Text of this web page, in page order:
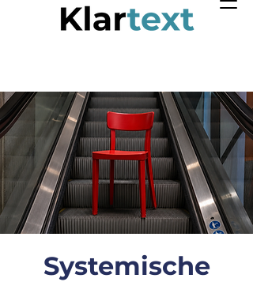
Systemische